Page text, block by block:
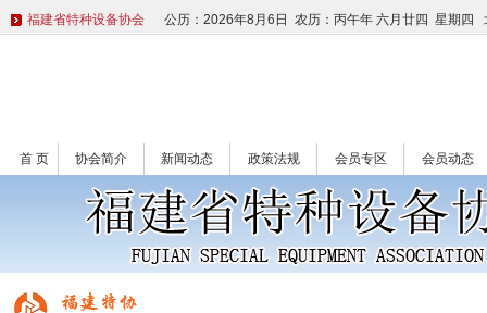
福建省特种设备协会 公历：2026年8月6日 农历：丙午年 六月廿四 星期四
首 页 协会简介 新闻动态 政策法规 会员专区 会员动态